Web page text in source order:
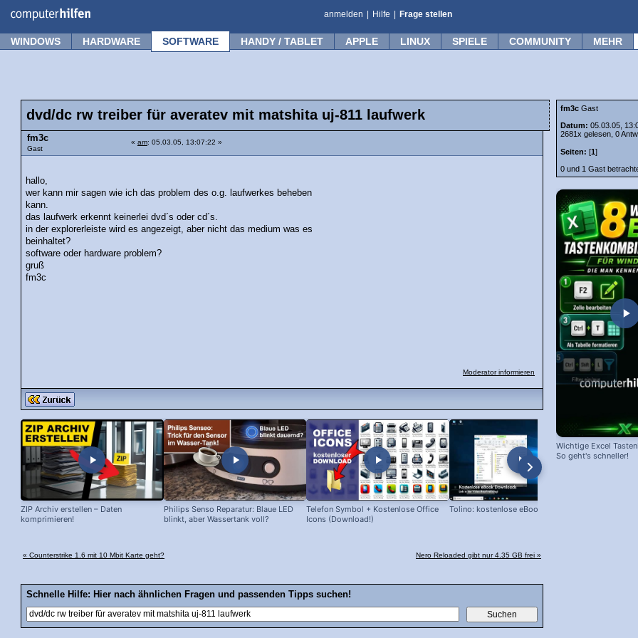
anmelden Hilfe Frage stellen
WINDOWS HARDWARE SOFTWARE HANDY / TABLET APPLE LINUX SPIELE COMMUNITY MEHR
dvd/dc rw treiber für averatev mit matshita uj-811 laufwerk
fm3c
Gast
« am: 05.03.05, 13:07:22 »
hallo,
wer kann mir sagen wie ich das problem des o.g. laufwerkes beheben
kann.
das laufwerk erkennt keinerlei dvd´s oder cd´s.
in der explorerleiste wird es angezeigt, aber nicht das medium was es
beinhaltet?
software oder hardware problem?
gruß
fm3c
Moderator informieren
ZIP Archiv erstellen – Daten
komprimieren!
Philips Senso Reparatur: Blaue LED
blinkt, aber Wassertank voll?
Telefon Symbol + Kostenlose Office
Icons (Download!)
Tolino: kostenlose eBooks laden!
« Counterstrike 1.6 mit 10 Mbit Karte geht? Nero Reloaded gibt nur 4.35 GB frei »
Schnelle Hilfe: Hier nach ähnlichen Fragen und passenden Tipps suchen!
fm3c Gast
Datum: 05.03.05,
2681x gelesen, 0
Seiten: [1]
0 und 1 Gast
Wichtige Excel
So geht's schneller!